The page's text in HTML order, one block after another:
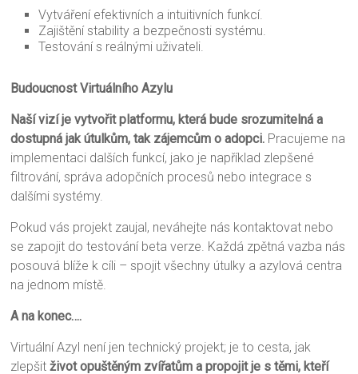
Vytváření efektivních a intuitivních funkcí.
Zajištění stability a bezpečnosti systému.
Testování s reálnými uživateli.
Budoucnost Virtuálního Azylu
Naší vizí je vytvořit platformu, která bude srozumitelná a
dostupná jak útulkům, tak zájemcům o adopci. Pracujeme na
implementaci dalších funkcí, jako je například zlepšené
filtrování, správa adopčních procesů nebo integrace s
dalšími systémy.
Pokud vás projekt zaujal, neváhejte nás kontaktovat nebo
se zapojit do testování beta verze. Každá zpětná vazba nás
posouvá blíže k cíli – spojit všechny útulky a azylová centra
na jednom místě.
A na konec….
Virtuální Azyl není jen technický projekt; je to cesta, jak
zlepšitživot opuštěným zvířatům a propojit je s těmi, kteří